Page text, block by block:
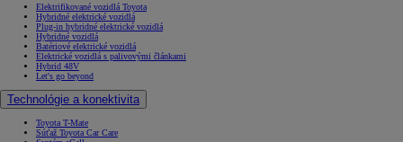
Elektrifikované vozidlá Toyota
Hybridné elektrické vozidlá
Plug-in hybridné elektrické vozidlá
Hybridné vozidlá
Batériové elektrické vozidlá
Elektrické vozidlá s palivovými článkami
Hybrid 48V
Let's go beyond
Technológie a konektivita
Toyota T-Mate
Súťaž Toyota Car Care